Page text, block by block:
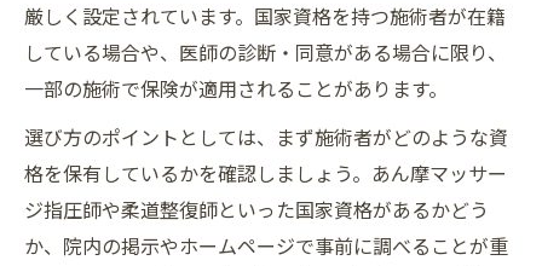
厳しく設定されています。国家資格を持つ施術者が在籍
している場合や、医師の診断・同意がある場合に限り、
一部の施術で保険が適用されることがあります。
選び方のポイントとしては、まず施術者がどのような資
格を保有しているかを確認しましょう。あん摩マッサー
ジ指圧師や柔道整復師といった国家資格があるかどう
か、院内の掲示やホームページで事前に調べることが重